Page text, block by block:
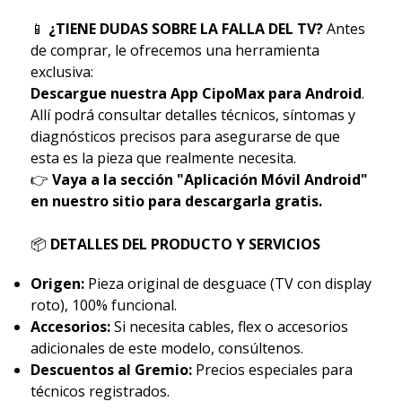
📱 ¿TIENE DUDAS SOBRE LA FALLA DEL TV?Antes
de comprar, le ofrecemos una herramienta
exclusiva:
Descargue nuestra App CipoMax para Android.
Allí podrá consultar detalles técnicos, síntomas y
diagnósticos precisos para asegurarse de que
esta es la pieza que realmente necesita.
👉 Vaya a la sección "Aplicación Móvil Android"
en nuestro sitio para descargarla gratis.
📦 DETALLES DEL PRODUCTO Y SERVICIOS
Origen:Pieza original de desguace (TV con display
roto), 100% funcional.
Accesorios:Si necesita cables, flex o accesorios
adicionales de este modelo, consúltenos.
Descuentos al Gremio:Precios especiales para
técnicos registrados.